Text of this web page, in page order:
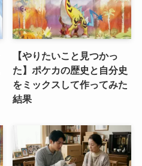
【やりたいこと見つかっ
た】ポケカの歴史と自分史
をミックスして作ってみた
結果